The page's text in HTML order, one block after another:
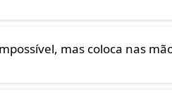
mas coloca nas